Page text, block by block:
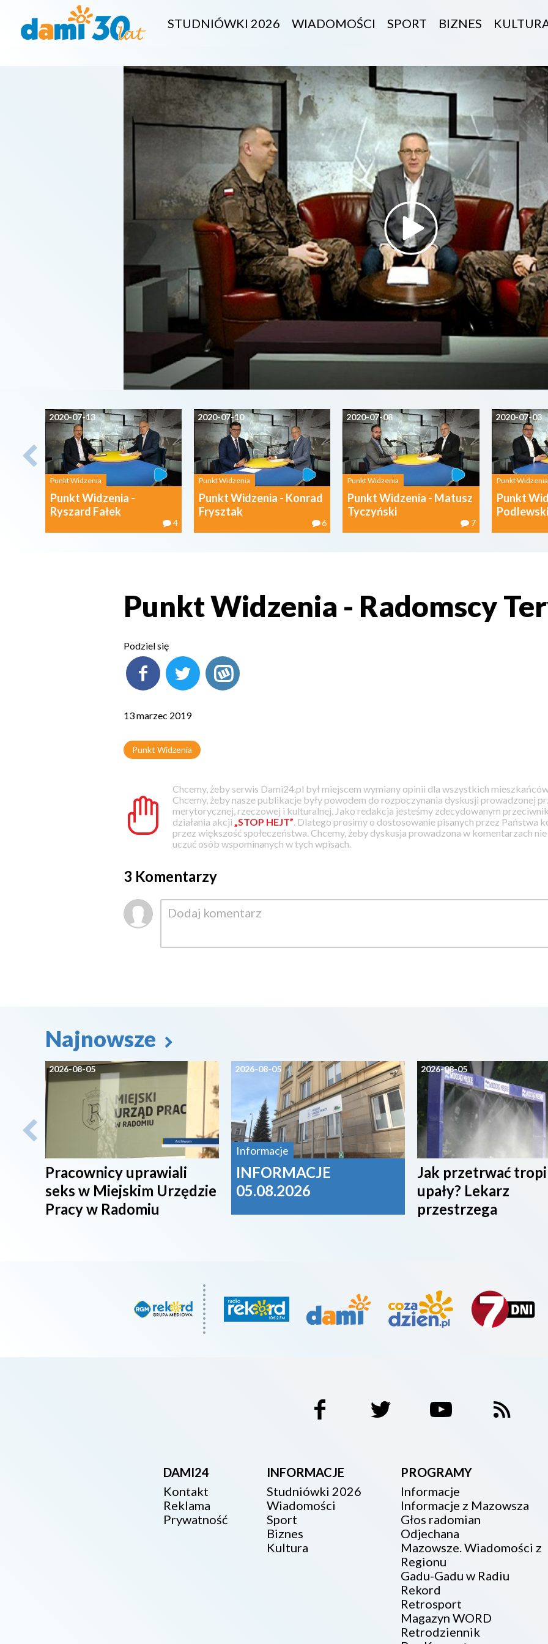
STUDNIÓWKI 2026 WIADOMOŚCI SPORT BIZNES
2020-07-13
Punkt Widzenia
Punkt Widzenia -
Ryszard Fałek
4
2020-07-10
Punkt Widzenia
Punkt Widzenia - Konrad
Frysztak
6
2020-07-08
Punkt Widzenia
Punkt Widzenia - Matusz
Tyczyński
7
2020-07-03
Punkt Widzenia
Punkt
Podlewski
Punkt Widzenia - Radomscy
Podziel się
13 marzec 2019
Punkt Widzenia
Chcemy, żeby serwis Dami24.pl był miejscem wymiany opinii dla wszystkich
Chcemy, żeby nasze publikacje były powodem do rozpoczynania dyskusji prowadzonej
merytorycznej, rzeczowej i kulturalnej. Jako redakcja jesteśmy zdecydowanym
działania akcji „STOP HEJT” . Dlatego prosimy o dostosowanie pisanych przez Państwa
przez większość społeczeństwa. Chcemy, żeby dyskusja prowadzona w komentarzach
uczuć osób wspominanych w tych wpisach.
3 Komentarzy
Najnowsze
2026-08-05
Pracownicy uprawiali
seks w Miejskim Urzędzie
Pracy w Radomiu
2026-08-05
Informacje
INFORMACJE
05.08.2026
2026-08-05
Jak przetrwać
upały? Lekarz
przestrzega
DAMI24
Kontakt
Reklama
Prywatność
INFORMACJE
Studniówki 2026
Wiadomości
Sport
Biznes
Kultura
PROGRAMY
Informacje
Informacje z Mazowsza
Głos radomian
Odjechana
Mazowsze. Wiadomości z
Regionu
Gadu-Gadu w Radiu
Rekord
Retrosport
Magazyn WORD
Retrodziennik